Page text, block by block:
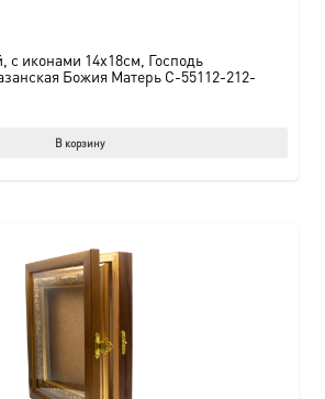
с иконами 14х18см, Господь
Божия Матерь C-55112-212-
В корзину